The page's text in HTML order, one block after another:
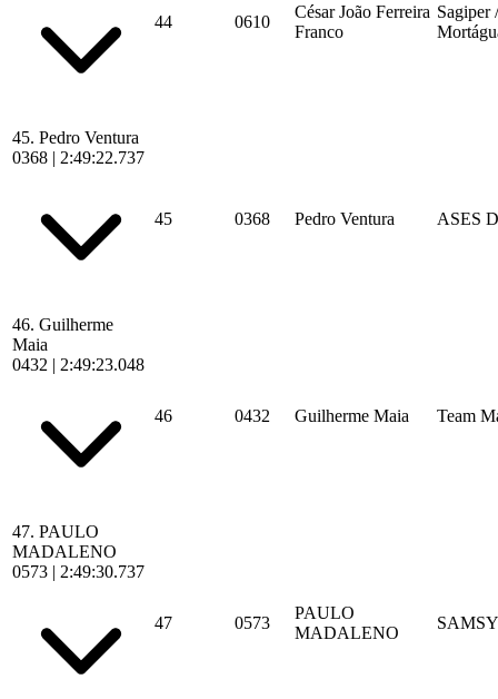
44 0610
César João Ferreira
Franco
Sagiper
45. Pedro Ventura
0368 | 2:49:22.737
45 0368 Pedro Ventura ASES
46. Guilherme
Maia
0432 | 2:49:23.048
46 0432 Guilherme Maia Team
47. PAULO
MADALENO
0573 | 2:49:30.737
47 0573
PAULO
MADALENO